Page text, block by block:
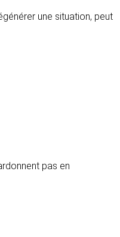
une situation, peut
pas en